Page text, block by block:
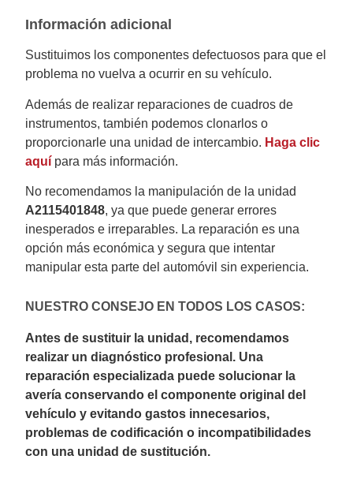
Información adicional
Sustituimos los componentes defectuosos para que el
problema no vuelva a ocurrir en su vehículo.
Además de realizar reparaciones de cuadros de
instrumentos, también podemos clonarlos o
proporcionarle una unidad de intercambio. Haga clic
aquí para más información.
No recomendamos la manipulación de la unidad
A2115401848, ya que puede generar errores
inesperados e irreparables. La reparación es una
opción más económica y segura que intentar
manipular esta parte del automóvil sin experiencia.
NUESTRO CONSEJO EN TODOS LOS CASOS:
Antes de sustituir la unidad, recomendamos
realizar un diagnóstico profesional. Una
reparación especializada puede solucionar la
avería conservando el componente original del
vehículo y evitando gastos innecesarios,
problemas de codificación o incompatibilidades
con una unidad de sustitución.